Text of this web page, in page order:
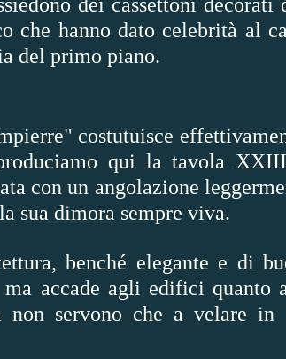
che hanno dato celebrità al
del primo piano.
costutuisce
qui la tavola
con un angolazione
sua dimora sempre viva.
benché elegante e di
accade agli edifici quanto
non servono che a velare in